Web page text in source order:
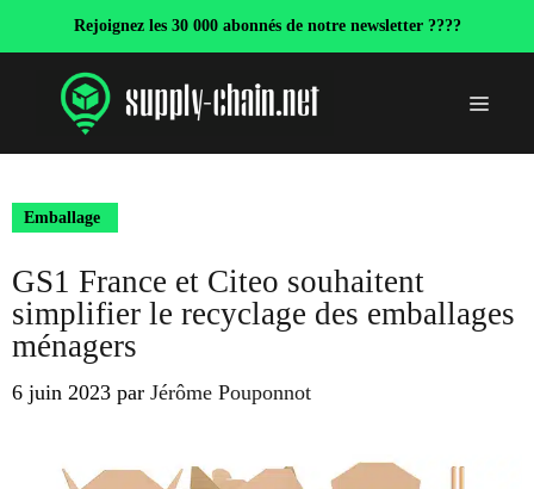
Rejoignez les 30 000 abonnés de notre newsletter ????
Menu
Emballage
GS1 France et Citeo souhaitent
simplifier le recyclage des emballages
ménagers
6 juin 2023 par Jérôme Pouponnot